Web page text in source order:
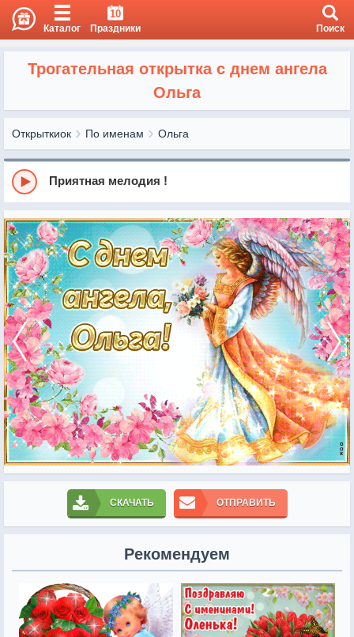
Каталог
10
Праздники Поиск
Трогательная открытка с днем ангела
Ольга
Открыткиок По именам Ольга
Приятная мелодия !
СКАЧАТЬ ОТПРАВИТЬ
Рекомендуем